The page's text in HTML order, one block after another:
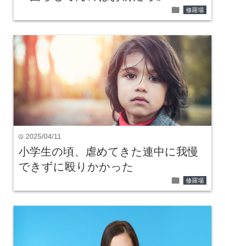
folder 修羅場
time 2025/04/11
小学生の頃、虐めてきた連中に我慢
できずに殴りかかった
folder 修羅場